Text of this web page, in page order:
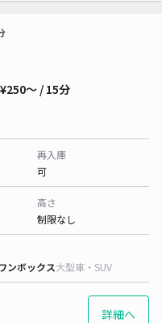
¥250〜 / 15分
再入庫
可
高さ
制限なし
ンボックス大型車・SUV
詳細へ